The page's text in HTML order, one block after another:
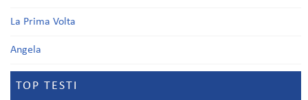
La Prima Volta
Angela
TOP TESTI